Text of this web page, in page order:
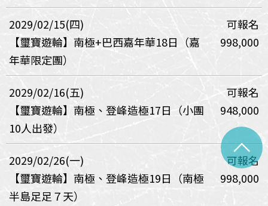
2029/02/15(四)
可報名
【璽寶遊輪】南極+巴西嘉年華18日（嘉
年華限定團）
998,000
2029/02/16(五)
可報名
【璽寶遊輪】南極、登峰造極17日（小團
10人出發）
948,000
2029/02/26(一)
可報名
【璽寶遊輪】南極、登峰造極19日（南極
半島足足７天）
998,000
^